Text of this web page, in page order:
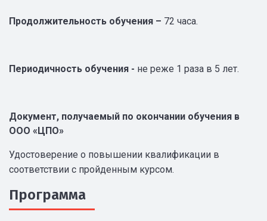
Продолжительность обучения – 72 часа.
Периодичность обучения - не реже 1 раза в 5 лет.
Документ, получаемый по окончании обучения в
ООО «ЦПО»
Удостоверение о повышении квалификации в
соответствии с пройденным курсом.
Программа